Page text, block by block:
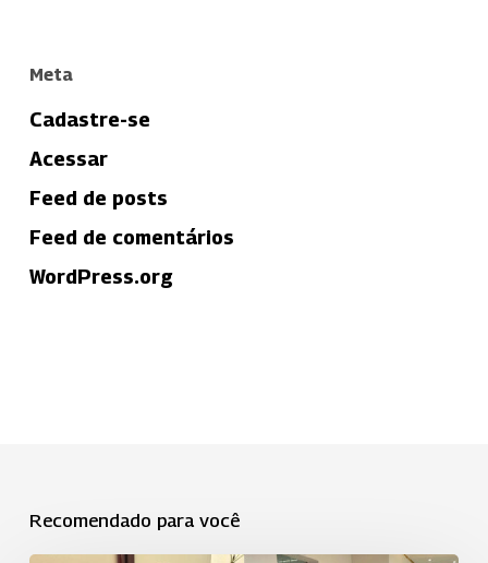
Meta
Cadastre-se
Acessar
Feed de posts
Feed de comentários
WordPress.org
Recomendado para você